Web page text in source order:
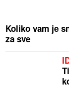
Koliko vam je
za sve